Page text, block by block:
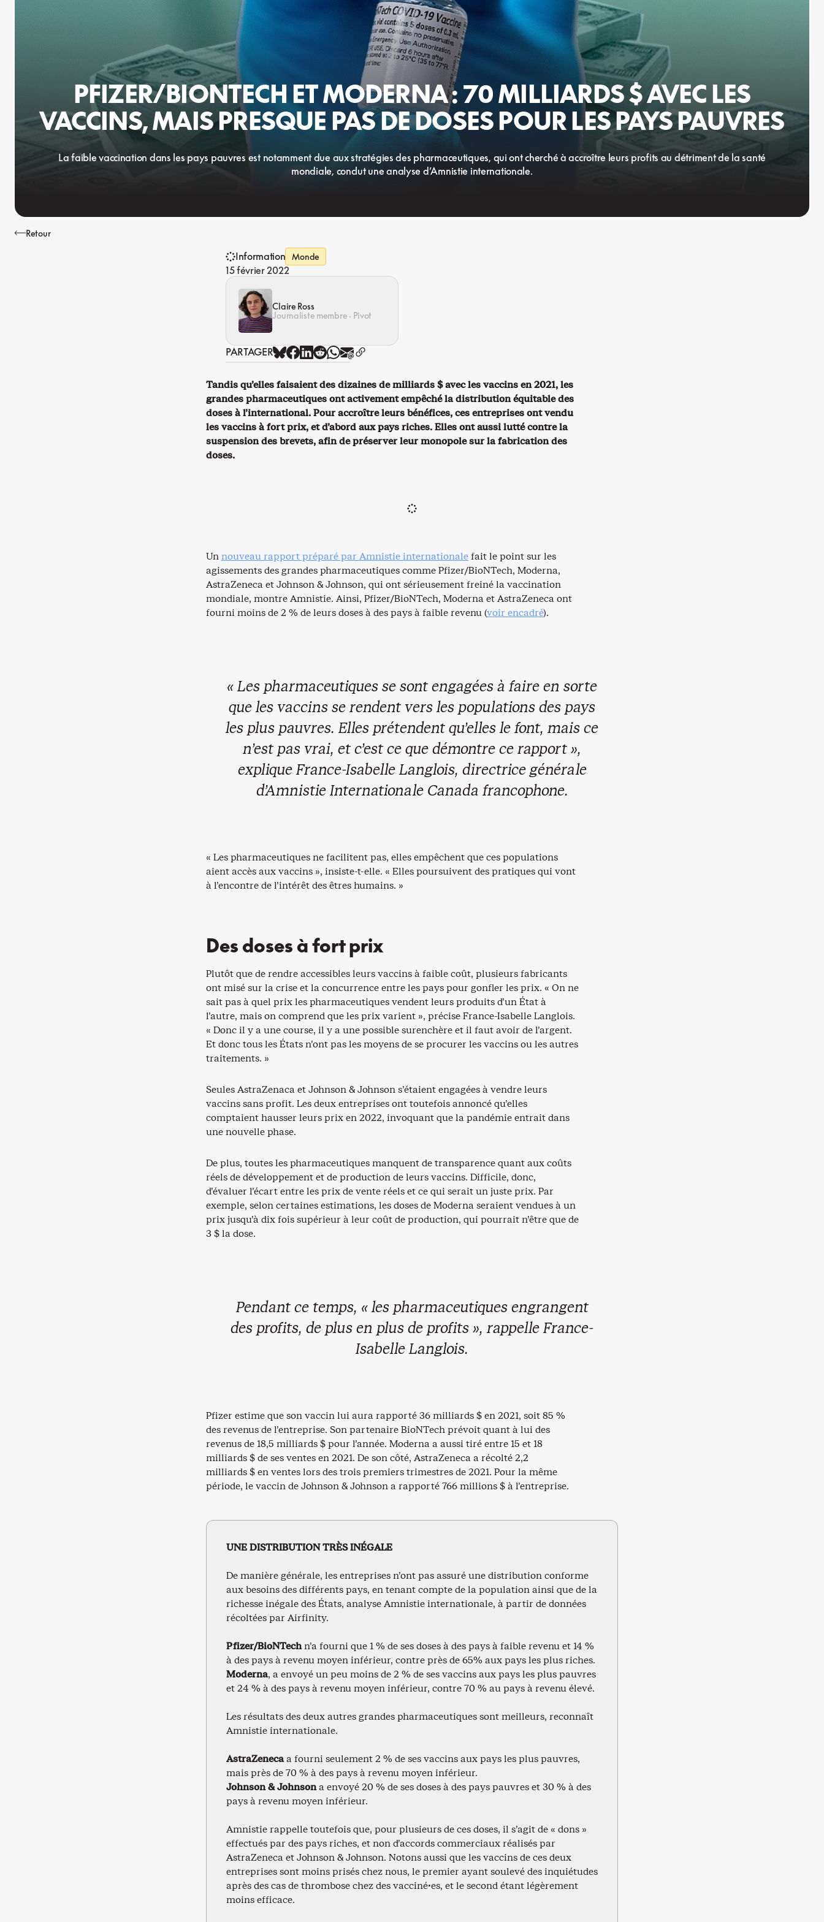
PFIZER/BIONTECH ET MODERNA : 70 MILLIARDS $ AVEC LES
VACCINS, MAIS PRESQUE PAS DE DOSES POUR LES PAYS PAUVRES
La faible vaccination dans les pays pauvres est notamment due aux stratégies des pharmaceutiques, qui ont cherché à accroître leurs profits au détriment de la santé
mondiale, conclut une analyse d’Amnistie internationale.
Retour
Information Monde
15 février 2022
Claire Ross
Journaliste membre · Pivot
PARTAGER
Tandis qu’elles faisaient des dizaines de milliards $ avec les vaccins en 2021, les
grandes pharmaceutiques ont activement empêché la distribution équitable des
doses à l’international. Pour accroître leurs bénéfices, ces entreprises ont vendu
les vaccins à fort prix, et d’abord aux pays riches. Elles ont aussi lutté contre la
suspension des brevets, afin de préserver leur monopole sur la fabrication des
doses.
Unnouveau rapport préparé par Amnistie internationalefait le point sur les
agissements des grandes pharmaceutiques comme Pfizer/BioNTech, Moderna,
AstraZeneca et Johnson & Johnson, qui ont sérieusement freiné la vaccination
mondiale, montre Amnistie. Ainsi, Pfizer/BioNTech, Moderna et AstraZeneca ont
fourni moins de 2 % de leurs doses à des pays à faible revenu (voir encadré).
« Les pharmaceutiques se sont engagées à faire en sorte
que les vaccins se rendent vers les populations des pays
les plus pauvres. Elles prétendent qu’elles le font, mais ce
n’est pas vrai, et c’est ce que démontre ce rapport »,
explique France-Isabelle Langlois, directrice générale
d’Amnistie Internationale Canada francophone.
« Les pharmaceutiques ne facilitent pas, elles empêchent que ces populations
aient accès aux vaccins », insiste-t-elle. « Elles poursuivent des pratiques qui vont
à l’encontre de l’intérêt des êtres humains. »
Des doses à fort prix
Plutôt que de rendre accessibles leurs vaccins à faible coût, plusieurs fabricants
ont misé sur la crise et la concurrence entre les pays pour gonfler les prix. « On ne
sait pas à quel prix les pharmaceutiques vendent leurs produits d’un État à
l’autre, mais on comprend que les prix varient », précise France-Isabelle Langlois.
« Donc il y a une course, il y a une possible surenchère et il faut avoir de l’argent.
Et donc tous les États n’ont pas les moyens de se procurer les vaccins ou les autres
traitements. »
Seules AstraZenaca et Johnson & Johnson s’étaient engagées à vendre leurs
vaccins sans profit. Les deux entreprises ont toutefois annoncé qu’elles
comptaient hausser leurs prix en 2022, invoquant que la pandémie entrait dans
une nouvelle phase.
De plus, toutes les pharmaceutiques manquent de transparence quant aux coûts
réels de développement et de production de leurs vaccins. Difficile, donc,
d’évaluer l’écart entre les prix de vente réels et ce qui serait un juste prix. Par
exemple, selon certaines estimations, les doses de Moderna seraient vendues à un
prix jusqu’à dix fois supérieur à leur coût de production, qui pourrait n’être que de
3 $ la dose.
Pendant ce temps, « les pharmaceutiques engrangent
des profits, de plus en plus de profits », rappelle France-
Isabelle Langlois.
Pfizer estime que son vaccin lui aura rapporté 36 milliards $ en 2021, soit 85 %
des revenus de l’entreprise. Son partenaire BioNTech prévoit quant à lui des
revenus de 18,5 milliards $ pour l’année. Moderna a aussi tiré entre 15 et 18
milliards $ de ses ventes en 2021. De son côté, AstraZeneca a récolté 2,2
milliards $ en ventes lors des trois premiers trimestres de 2021. Pour la même
période, le vaccin de Johnson & Johnson a rapporté 766 millions $ à l’entreprise.
UNE DISTRIBUTION TRÈS INÉGALE
De manière générale, les entreprises n’ont pas assuré une distribution conforme
aux besoins des différents pays, en tenant compte de la population ainsi que de la
richesse inégale des États, analyse Amnistie internationale, à partir de données
récoltées par Airfinity.
Pfizer/BioNTechn’a fourni que 1 % de ses doses à des pays à faible revenu et 14 %
à des pays à revenu moyen inférieur, contre près de 65% aux pays les plus riches.
Moderna, a envoyé un peu moins de 2 % de ses vaccins aux pays les plus pauvres
et 24 % à des pays à revenu moyen inférieur, contre 70 % au pays à revenu élevé.
Les résultats des deux autres grandes pharmaceutiques sont meilleurs, reconnaît
Amnistie internationale.
AstraZenecaa fourni seulement 2 % de ses vaccins aux pays les plus pauvres,
mais près de 70 % à des pays à revenu moyen inférieur.
Johnson & Johnsona envoyé 20 % de ses doses à des pays pauvres et 30 % à des
pays à revenu moyen inférieur.
Amnistie rappelle toutefois que, pour plusieurs de ces doses, il s’agit de « dons »
effectués par des pays riches, et non d’accords commerciaux réalisés par
AstraZeneca et Johnson & Johnson. Notons aussi que les vaccins de ces deux
entreprises sont moins prisés chez nous, le premier ayant soulevé des inquiétudes
après des cas de thrombose chez des vacciné·es, et le second étant légèrement
moins efficace.